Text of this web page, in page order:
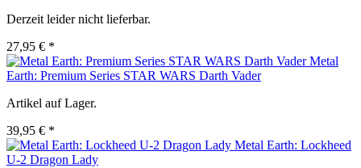
Derzeit leider nicht lieferbar.
27,95 € *
Metal
Earth: Premium Series STAR WARS Darth Vader
Artikel auf Lager.
39,95 € *
Metal Earth: Lockheed
U-2 Dragon Lady